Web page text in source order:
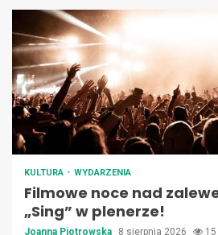
KULTURA WYDARZENIA
Filmowe noce nad
„Sing” w plenerze!
Joanna Piotrowska 8 sierpnia 2026 15